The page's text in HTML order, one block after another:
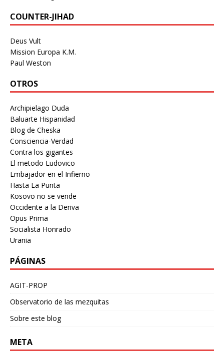
COUNTER-JIHAD
Deus Vult
Mission Europa K.M.
Paul Weston
OTROS
Archipielago Duda
Baluarte Hispanidad
Blog de Cheska
Consciencia-Verdad
Contra los gigantes
El metodo Ludovico
Embajador en el Infierno
Hasta La Punta
Kosovo no se vende
Occidente a la Deriva
Opus Prima
Socialista Honrado
Urania
PÁGINAS
AGIT-PROP
Observatorio de las mezquitas
Sobre este blog
META